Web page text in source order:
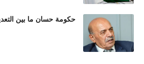
حكومة حسان ما بين